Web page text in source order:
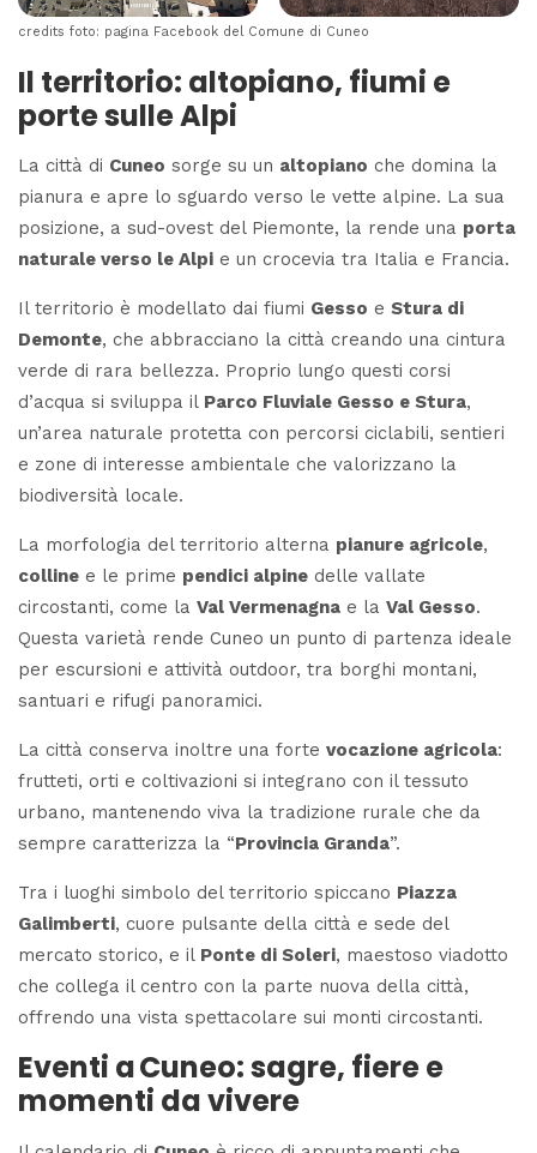
credits foto: pagina Facebook del Comune di Cuneo
Il territorio: altopiano, fiumi e
porte sulle Alpi
La città di Cuneo sorge su un altopiano che domina la
pianura e apre lo sguardo verso le vette alpine. La sua
posizione, a sud-ovest del Piemonte, la rende una porta
naturale verso le Alpi e un crocevia tra Italia e Francia.
Il territorio è modellato dai fiumi Gesso e Stura di
Demonte, che abbracciano la città creando una cintura
verde di rara bellezza. Proprio lungo questi corsi
d’acqua si sviluppa il Parco Fluviale Gesso e Stura,
un’area naturale protetta con percorsi ciclabili, sentieri
e zone di interesse ambientale che valorizzano la
biodiversità locale.
La morfologia del territorio alterna pianure agricole,
colline e le prime pendici alpine delle vallate
circostanti, come la Val Vermenagna e la Val Gesso.
Questa varietà rende Cuneo un punto di partenza ideale
per escursioni e attività outdoor, tra borghi montani,
santuari e rifugi panoramici.
La città conserva inoltre una forte vocazione agricola:
frutteti, orti e coltivazioni si integrano con il tessuto
urbano, mantenendo viva la tradizione rurale che da
sempre caratterizza la “Provincia Granda”.
Tra i luoghi simbolo del territorio spiccano Piazza
Galimberti, cuore pulsante della città e sede del
mercato storico, e il Ponte di Soleri, maestoso viadotto
che collega il centro con la parte nuova della città,
offrendo una vista spettacolare sui monti circostanti.
Eventi a Cuneo: sagre, fiere e
momenti da vivere